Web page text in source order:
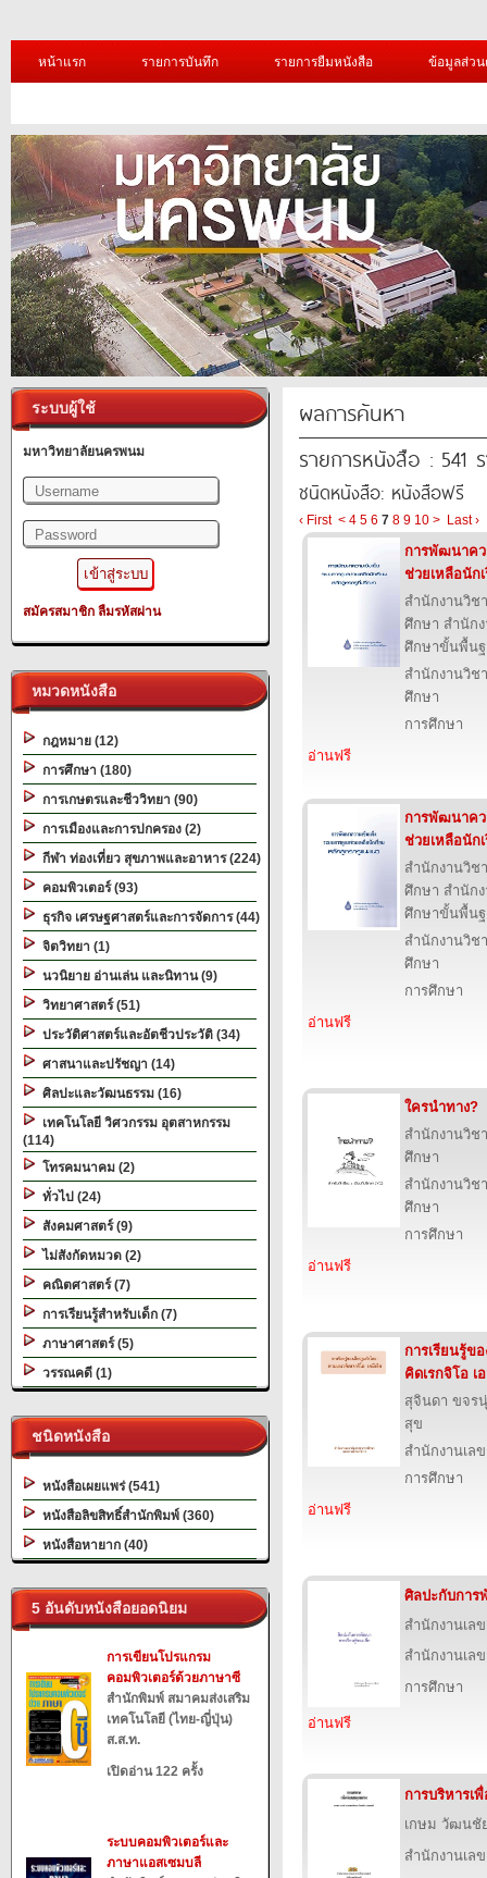
หน้าแรก รายการบันทึก รายการยืมหนังสือ ข้อมูลส่ว
ระบบผู้ใช้
มหาวิทยาลัยนครพนม
สมัครสมาชิก ลืมรหัสผ่าน
หมวดหนังสือ
กฎหมาย (12)
การศึกษา (180)
การเกษตรและชีววิทยา (90)
การเมืองและการปกครอง (2)
กีฬา ท่องเที่ยว สุขภาพและอาหาร (224)
คอมพิวเตอร์ (93)
ธุรกิจ เศรษฐศาสตร์และการจัดการ (44)
จิตวิทยา (1)
นวนิยาย อ่านเล่น และนิทาน (9)
วิทยาศาสตร์ (51)
ประวัติศาสตร์และอัตชีวประวัติ (34)
ศาสนาและปรัชญา (14)
ศิลปะและวัฒนธรรม (16)
เทคโนโลยี วิศวกรรม อุตสาหกรรม
(114)
โทรคมนาคม (2)
ทั่วไป (24)
สังคมศาสตร์ (9)
ไม่สังกัดหมวด (2)
คณิตศาสตร์ (7)
การเรียนรู้สำหรับเด็ก (7)
ภาษาศาสตร์ (5)
วรรณคดี (1)
ชนิดหนังสือ
หนังสือเผยแพร่ (541)
หนังสือลิขสิทธิ์สำนักพิมพ์ (360)
หนังสือหายาก (40)
5 อันดับหนังสือยอดนิยม
การเขียนโปรแกรม
คอมพิวเตอร์ด้วยภาษาซี
สำนักพิมพ์ สมาคมส่งเสริม
เทคโนโลยี (ไทย-ญี่ปุ่น)
ส.ส.ท.
เปิดอ่าน 122 ครั้ง
ระบบคอมพิวเตอร์และ
ภาษาแอสเซมบลี
ผลการค้นหา
รายการหนังสือ : 541
ชนิดหนังสือ: หนังสือฟรี
‹ First < 4 5 6 7 8 9 10 > Last ›
การพัฒนาคว
ช่วยเหลือนัก
สำนักงานวิช
ศึกษา สำนัก
ศึกษาขั้นพื้น
สำนักงานวิช
ศึกษา
การศึกษา
อ่านฟรี
การพัฒนาคว
ช่วยเหลือนัก
สำนักงานวิช
ศึกษา สำนัก
ศึกษาขั้นพื้น
สำนักงานวิช
ศึกษา
การศึกษา
อ่านฟรี
ใครนำทาง?
สำนักงานวิช
ศึกษา
สำนักงานวิช
ศึกษา
การศึกษา
อ่านฟรี
การเรียนรู้ข
คิดเรกจิโอ เ
สุจินดา ขจร
สุข
สำนักงานเล
การศึกษา
อ่านฟรี
ศิลปะกับการ
สำนักงานเล
สำนักงานเล
การศึกษา
อ่านฟรี
การบริหาร
เกษม วัฒนชั
สำนักงานเล